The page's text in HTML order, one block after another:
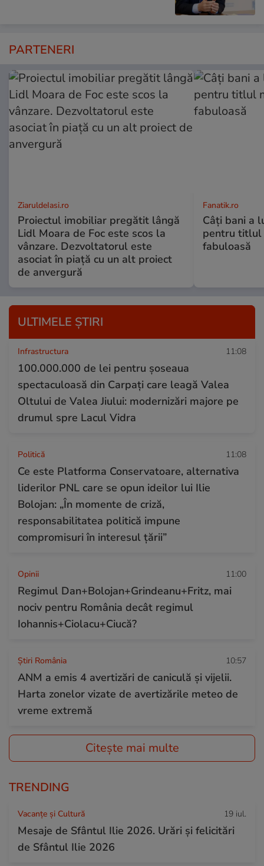
PARTENERI
ZiaruldeIasi.ro
Proiectul imobiliar pregătit lângă
Lidl Moara de Foc este scos la
vânzare. Dezvoltatorul este
asociat în piață cu un alt proiect
de anvergură
Fanatik.ro
Câți bani a
pentru titlul
fabuloasă
ULTIMELE ȘTIRI
Infrastructura 11:08
100.000.000 de lei pentru șoseaua
spectaculoasă din Carpați care leagă Valea
Oltului de Valea Jiului: modernizări majore pe
drumul spre Lacul Vidra
Politică 11:08
Ce este Platforma Conservatoare, alternativa
liderilor PNL care se opun ideilor lui Ilie
Bolojan: „În momente de criză,
responsabilitatea politică impune
compromisuri în interesul țării”
Opinii 11:00
Regimul Dan+Bolojan+Grindeanu+Fritz, mai
nociv pentru România decât regimul
Iohannis+Ciolacu+Ciucă?
Știri România 10:57
ANM a emis 4 avertizări de caniculă și vijelii.
Harta zonelor vizate de avertizările meteo de
vreme extremă
Citește mai multe
TRENDING
Vacanțe și Cultură 19 iul.
Mesaje de Sfântul Ilie 2026. Urări și felicitări
de Sfântul Ilie 2026